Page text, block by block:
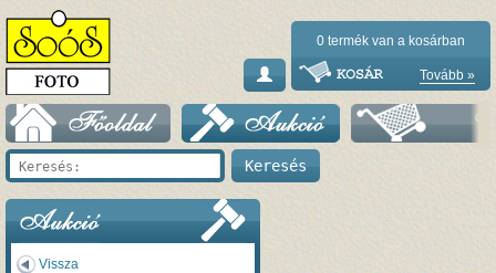
0 termék van a kosárban
Tovább »
Vissza